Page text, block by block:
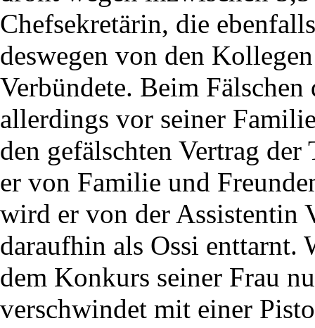
Chefsekretärin, die
deswegen von den
Verbündete. Beim Fälschen
allerdings vor seiner
den gefälschten Vertrag
er von Familie und
wird er von der Assistentin
daraufhin als Ossi enttarnt.
dem Konkurs seiner Frau
verschwindet mit einer